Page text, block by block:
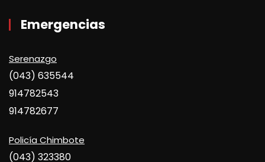
Emergencias
Serenazgo
(043) 635544
914782543
914782677
Policía Chimbote
(043) 323380